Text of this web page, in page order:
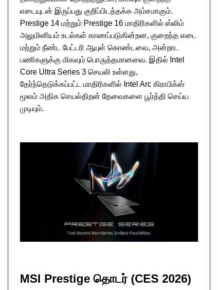
எடையுடன் இருப்பது குறிப்பிடத்தக்க அம்சமாகும்.
Prestige 14 மற்றும் Prestige 16 மாதிரிகளில் ஸ்லிம்
அலுமினியம் உடல்கள் காணப்படுகின்றன, குறைந்த எடை
மற்றும் நீண்ட பேட்டரி ஆயுள் கொண்டவை, அன்றாட
பணிகளுக்கு மிகவும் பொருத்தமானவை. இதில் Intel
Core Ultra Series 3 செயலி உள்ளது,
தேர்ந்தெடுக்கப்பட்ட மாதிரிகளில் Intel Arc கிராபிக்ஸ்
மூலம் அதிக செயல்திறன் தேவைகளை பூர்த்தி செய்ய
முடியும்.
MSI Prestige தொடர் (CES 2026)